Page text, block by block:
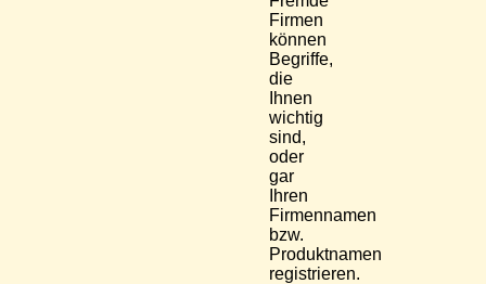
Firmen
können
Begriffe,
die
Ihnen
wichtig
sind,
oder
gar
Ihren
Firmennamen
bzw.
Produktnamen
registrieren.